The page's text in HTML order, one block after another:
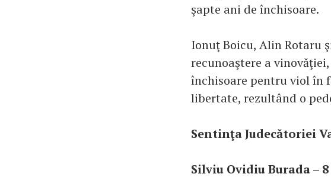
şapte ani de închisoare.
Ionuţ Boicu, Alin Rotaru
recunoaştere a
închisoare pentru viol în
libertate, rezultând o
Sentinţa Judecătoriei
Silviu Ovidiu Burada –